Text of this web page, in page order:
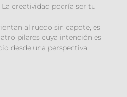
creatividad podría ser tu
al ruedo sin capote, es
pilares cuya intención es
desde una perspectiva